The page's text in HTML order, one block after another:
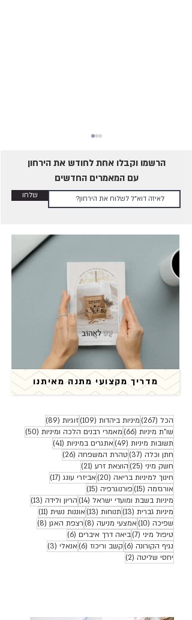
באיזה אמצעי מניעה הכי מומלץ
הרשמו וקבלו אחת לחודש את הירחון
עם המאמרים החדשים
שלחו
מדריך מקצועי מתנה מאיתנו
הכל (267) 267 פוסטים
מיניות ביהדות (109) 109 פוסטים
זוגיות (89)
89 פוסטים
שו"ת מיניות (66) 66 פוסטים
מאמרי רבנים הלכה ומיניות (50)
50 פוסטים
תשובות מיניות (49) 49 פוסטים
אתגרים במיניות (41)
41 פוסטים
חתן וכלה (37) 37 פוסטים
טהרת המשפחה (26)
26 פוסטים
חשק מיני (25) 25 פוסטים
הוצאת זרע (21)
21 פוסטים
חינוך למיניות בריאה (20) 20 פוסטים
אביזרי עונג (17)
17 פוסטים
אורגזמה (15) 15 פוסטיםפורנוגרפיה (15)
15 פוסטים
מיניות בשבת ומועדי ישראל (14) 14 פוסטיםהריון ולידה (13)
13 פוסטים
מיניות גברית (13) 13 פוסטיםתנוחות (13) 13 פוסטיםאוננות נשית (11)
11 פוסטים
שפיכה (10) 10 פוסטיםאמצעי מניעה (8) 8 פוסטיםרצפת האגן (8)
8 פוסטים
טיפול מיני (7) 7 פוסטיםביאה דרך איברים (6)
6 פוסטים
נגיף הקורונה (6) 6 פוסטיםקשב וריכוז (6) 6 פוסטיםאנאלי (3)
3 פוסטים
יחסי שליטה (2) 2 פוסטים